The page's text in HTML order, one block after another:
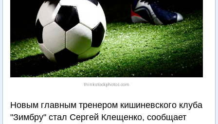
thinkstockphotos.com
Новым главным тренером кишиневского клуба
"Зимбру" стал Сергей Клещенко, сообщает